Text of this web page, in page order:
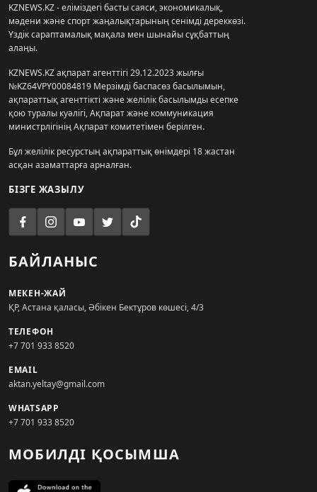
KZNEWS.KZ - еліміздегі басты саяси, экономикалық,
мәдени және спорт жаңалықтарының сенімді дереккөзі.
Үздік сараптамалық мақала мен шынайы сұқбаттың
алаңы.
KZNEWS.KZ ақпарат агенттігі 29.12.2023 жылғы
№KZ64VPY00084819 Мерзімді баспасөз басылымын,
ақпараттық агенттікті және желілік басылымды есепке
қою туралы куәлігі, Ақпарат және коммуникация
министрлігінің Ақпарат комитетімен берілген.
Бұл желілік ресурстың ақпараттық өнімдері 18 жастан
асқан азаматтарға арналған.
БІЗГЕ ЖАЗЫЛУ
БАЙЛАНЫС
МЕКЕН-ЖАЙ
ҚР, Астана қаласы, Әбікен Бектұров көшесі, 4/3
ТЕЛЕФОН
+7 701 933 8520
EMAIL
aktan.yeltay@gmail.com
WHATSAPP
+7 701 933 8520
МОБИЛДІ ҚОСЫМША